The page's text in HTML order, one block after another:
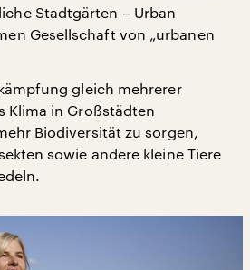
Stadtgärten – Urban
Gesellschaft von „urbanen
gleich mehrerer
Klima in Großstädten
Biodiversität zu sorgen,
sowie andere kleine Tiere